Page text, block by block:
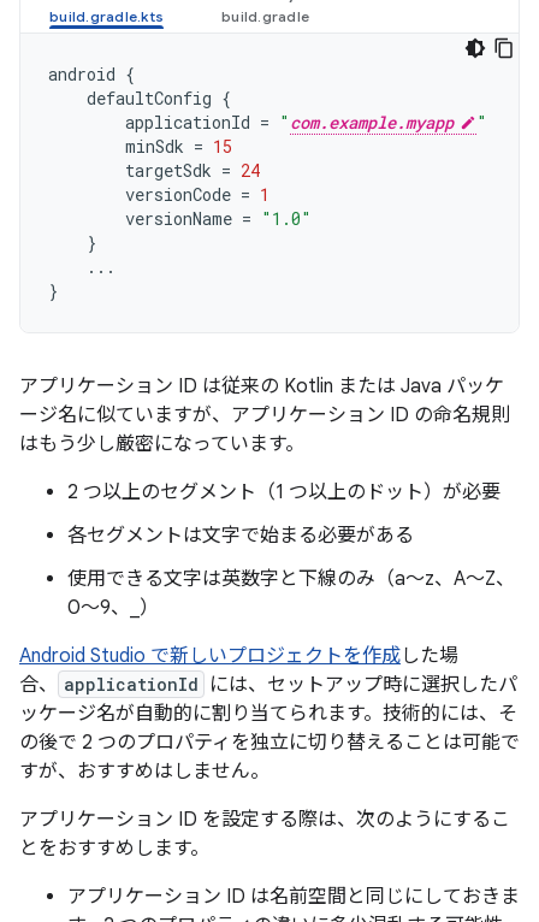
android {
defaultConfig {
applicationId = " com.example.myapp
"
minSdk = 15
targetSdk = 24
versionCode = 1
versionName = "1.0"
}
...
}
アプリケーション ID は従来の Kotlin または Java パッケ
ージ名に似ていますが、アプリケーション ID の命名規則
はもう少し厳密になっています。
2 つ以上のセグメント（1 つ以上のドット）が必要
各セグメントは文字で始まる必要がある
使用できる文字は英数字と下線のみ（a～z、A～Z、
0～9、_）
Android Studio で新しいプロジェクトを作成した場
合、
applicationId
には、セットアップ時に選択したパ
ッケージ名が自動的に割り当てられます。技術的には、そ
の後で 2 つのプロパティを独立に切り替えることは可能で
すが、おすすめはしません。
アプリケーション ID を設定する際は、次のようにするこ
とをおすすめします。
アプリケーション ID は名前空間と同じにしておきま